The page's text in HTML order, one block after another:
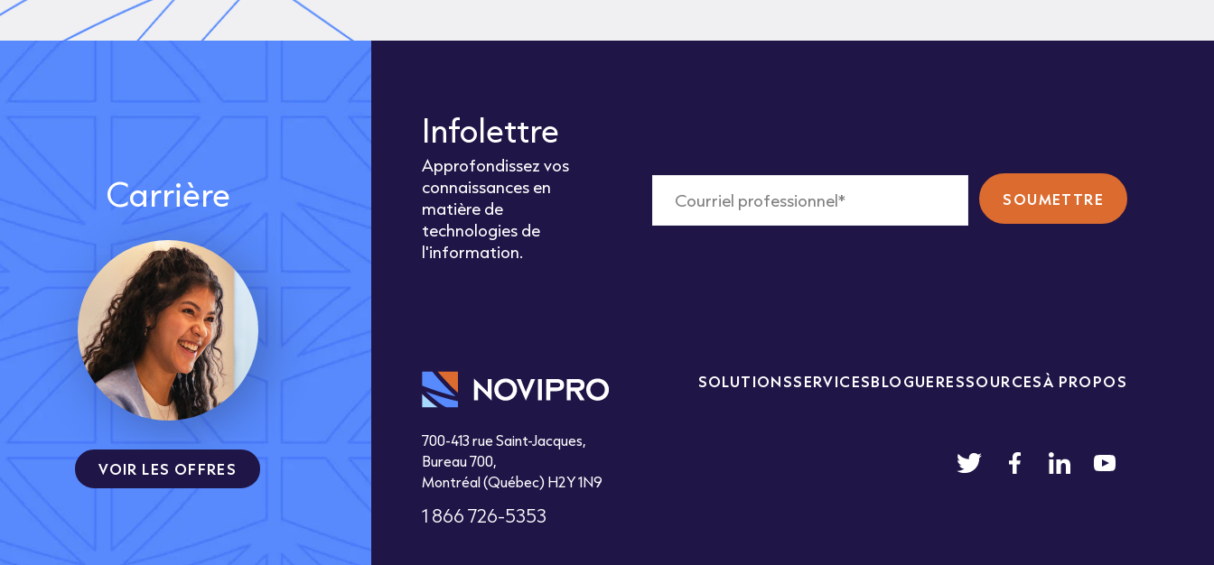
Carrière
VOIR LES OFFRES
Infolettre
Approfondissez vos
connaissances en
matière de
technologies de
l'information.
700-413 rue Saint-Jacques,
Bureau 700,
Montréal (Québec) H2Y 1N9
1 866 726-5353
SOLUTIONSSERVICESBLOGUERESSOURCESÀ PROPOS